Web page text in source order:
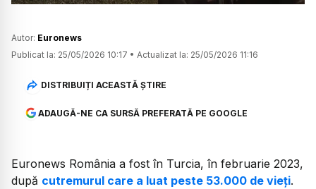
Autor: Euronews
Publicat la: 25/05/2026 10:17 • Actualizat la: 25/05/2026 11:16
DISTRIBUIȚI ACEASTĂ ȘTIRE
ADAUGĂ-NE CA SURSĂ PREFERATĂ PE GOOGLE
Euronews România a fost în Turcia, în februarie 2023,
după cutremurul care a luat peste 53.000 de vieți.